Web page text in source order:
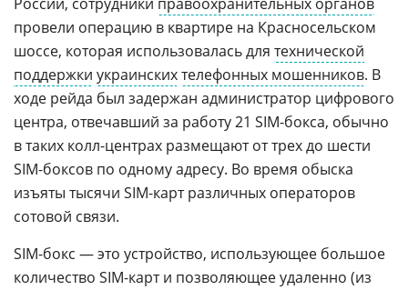
провели операцию в квартире на Красносельском
шоссе, которая использовалась для технической
поддержки украинскихтелефонных мошенников. В
ходе рейда был задержан администратор цифрового
центра, отвечавший за работу 21 SIM-бокса, обычно
в таких колл-центрах размещают от трех до шести
SIM-боксов по одному адресу. Во время обыска
изъяты тысячи SIM-карт различных операторов
сотовой связи.
SIM-бокс — это устройство, использующее большое
количество SIM-карт и позволяющее удаленно (из